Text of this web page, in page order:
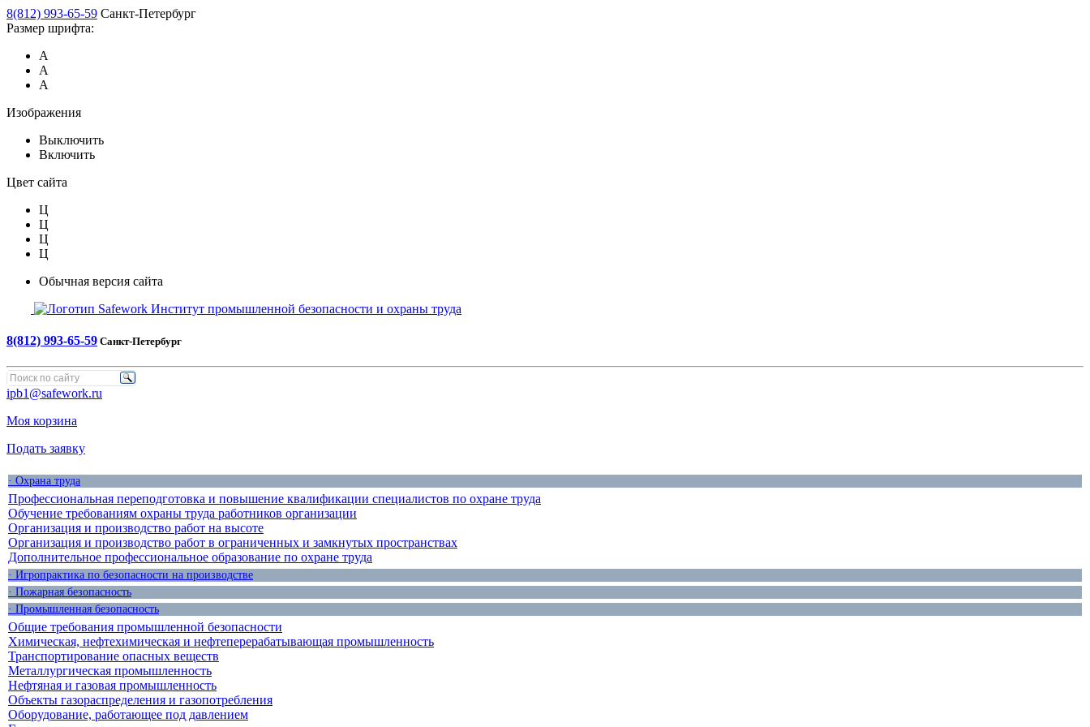
8(812) 993-65-59 Санкт-Петербург
Размер шрифта:
А
А
А
Изображения
Выключить
Включить
Цвет сайта
Ц
Ц
Ц
Ц
Обычная версия сайта
Safework Институт промышленной безопасности и охраны труда
8(812) 993-65-59 Санкт-Петербург
ipb1@safework.ru
Моя корзина
Подать заявку
· Охрана труда
Профессиональная переподготовка и повышение квалификации специалистов по охране труда
Обучение требованиям охраны труда работников организации
Организация и производство работ на высоте
Организация и производство работ в ограниченных и замкнутых пространствах
Дополнительное профессиональное образование по охране труда
· Игропрактика по безопасности на производстве
· Пожарная безопасность
· Промышленная безопасность
Общие требования промышленной безопасности
Химическая, нефтехимическая и нефтеперерабатывающая промышленность
Транспортирование опасных веществ
Металлургическая промышленность
Нефтяная и газовая промышленность
Объекты газораспределения и газопотребления
Оборудование, работающее под давлением